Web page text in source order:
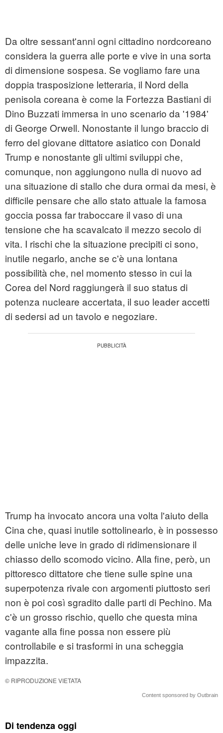
Da oltre sessant'anni ogni cittadino nordcoreano
considera la guerra alle porte e vive in una sorta
di dimensione sospesa. Se vogliamo fare una
doppia trasposizione letteraria, il Nord della
penisola coreana è come la Fortezza Bastiani di
Dino Buzzati immersa in uno scenario da '1984'
di George Orwell. Nonostante il lungo braccio di
ferro del giovane dittatore asiatico con Donald
Trump e nonostante gli ultimi sviluppi che,
comunque, non aggiungono nulla di nuovo ad
una situazione di stallo che dura ormai da mesi, è
difficile pensare che allo stato attuale la famosa
goccia possa far traboccare il vaso di una
tensione che ha scavalcato il mezzo secolo di
vita. I rischi che la situazione precipiti ci sono,
inutile negarlo, anche se c'è una lontana
possibilità che, nel momento stesso in cui la
Corea del Nord raggiungerà il suo status di
potenza nucleare accertata, il suo leader accetti
di sedersi ad un tavolo e negoziare.
Trump ha invocato ancora una volta l'aiuto della
Cina che, quasi inutile sottolinearlo, è in possesso
delle uniche leve in grado di ridimensionare il
chiasso dello scomodo vicino. Alla fine, però, un
pittoresco dittatore che tiene sulle spine una
superpotenza rivale con argomenti piuttosto seri
non è poi così sgradito dalle parti di Pechino. Ma
c'è un grosso rischio, quello che questa mina
vagante alla fine possa non essere più
controllabile e si trasformi in una scheggia
impazzita.
© RIPRODUZIONE VIETATA
Content sponsored by Outbrain
Di tendenza oggi